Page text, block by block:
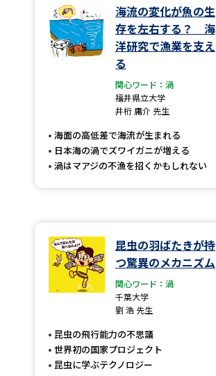
海流の変化が魚の生
存を左右する？ 海
洋研究で漁業を支え
る
関心ワード：渦
福井県立大学
井桁 庸介 先生
海面の高低差で海流が生まれる
日本海の渦でズワイガニが増える
渦はマアジの不漁を招くかもしれない
昆虫の羽ばたきが持
つ驚異のメカニズム
関心ワード：渦
千葉大学
劉 浩 先生
昆虫の飛行能力の不思議
世界初の国家プロジェクト
昆虫に学ぶテクノロジー